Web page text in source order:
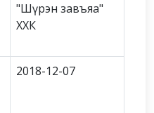
"Шүрэн завъяа"
ХХК
2018-12-07